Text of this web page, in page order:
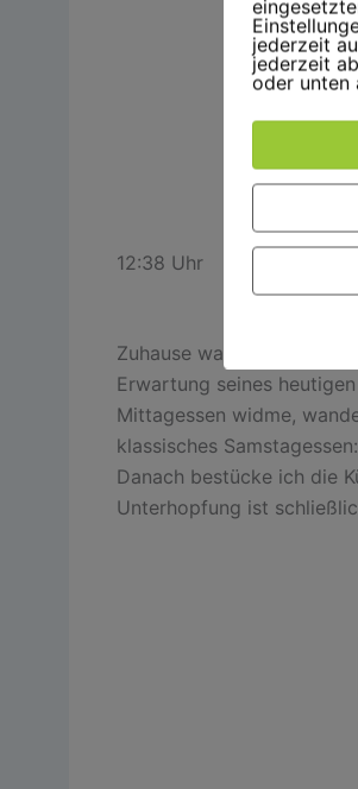
12:38 Uhr
Zuhause wartet der
Erwartung seines
Mittagessen widme,
klassisches
Danach bestücke ich die
Unterhopfung ist
jederzeit
jederzeit
oder unten